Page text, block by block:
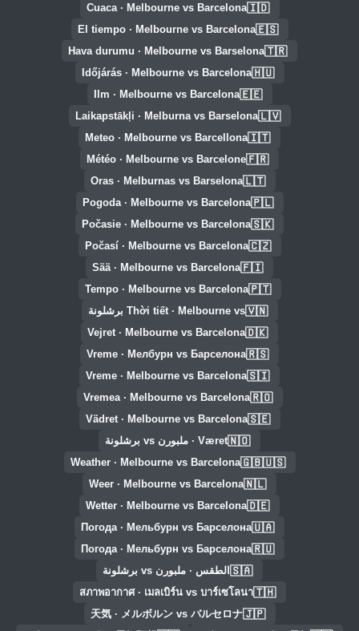
🇮🇩
Cuaca · Melbourne vs Barcelona
🇪🇸
El tiempo · Melbourne vs Barcelona
🇹🇷
Hava durumu · Melbourne vs Barselona
🇭🇺
Időjárás · Melbourne vs Barcelona
🇪🇪
Ilm · Melbourne vs Barcelona
🇱🇻
Laikapstākļi · Melburna vs Barselona
🇮🇹
Meteo · Melbourne vs Barcellona
🇫🇷
Météo · Melbourne vs Barcelone
🇱🇹
Oras · Melburnas vs Barselona
🇵🇱
Pogoda · Melbourne vs Barcelona
🇸🇰
Počasie · Melbourne vs Barcelona
🇨🇿
Počasí · Melbourne vs Barcelona
🇫🇮
Sää · Melbourne vs Barcelona
🇵🇹
Tempo · Melbourne vs Barcelona
🇻🇳Thời tiết · Melbourne vs برشلونة
🇩🇰
Vejret · Melbourne vs Barcelona
🇷🇸
Vreme · Мелбурн vs Барселона
🇸🇮
Vreme · Melbourne vs Barcelona
🇷🇴
Vremea · Melbourne vs Barcelona
🇸🇪
Vädret · Melbourne vs Barcelona
🇳🇴Været · ملبورن vs برشلونة
🇬🇧🇺🇸
Weather · Melbourne vs Barcelona
🇳🇱
Weer · Melbourne vs Barcelona
🇩🇪
Wetter · Melbourne vs Barcelona
🇺🇦
Погода · Мельбурн vs Барселона
🇷🇺
Погода · Мельбурн vs Барселона
🇸🇦 الطقس · ملبورن vs برشلونة
🇹🇭
สภาพอากาศ · เมลเบิร์น vs บาร์เซโลนา
🇯🇵
天気 · メルボルン vs バルセロナ